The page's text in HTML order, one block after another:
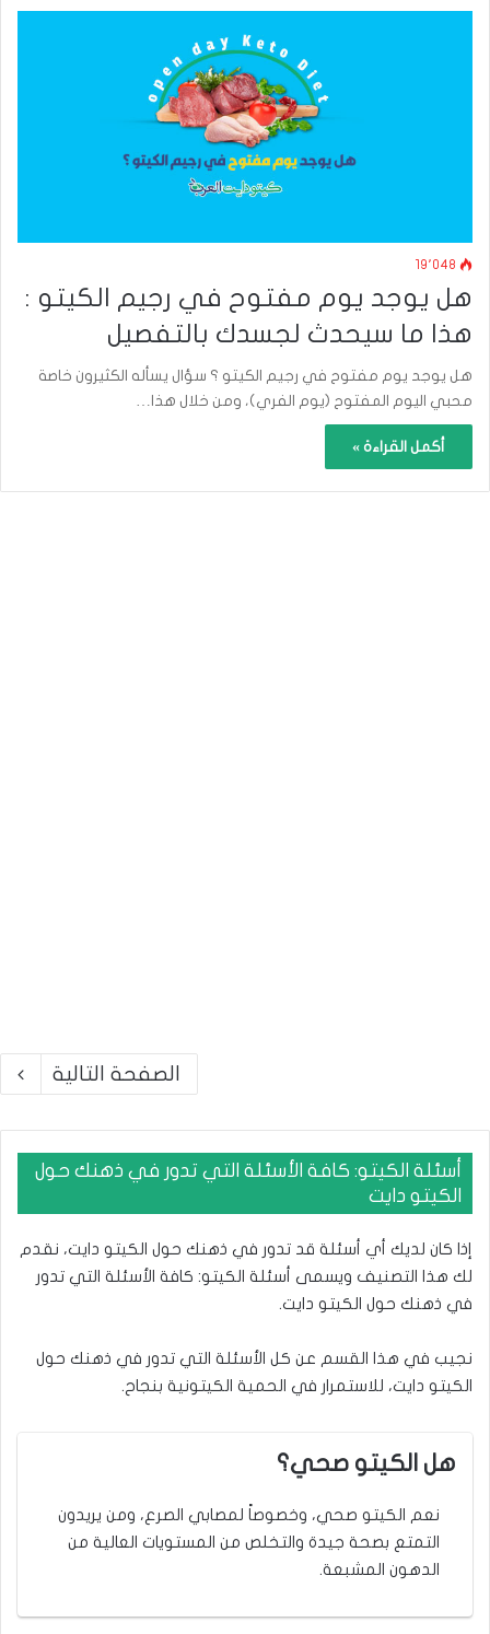
19٬048
هل يوجد يوم مفتوح في رجيم الكيتو :
هذا ما سيحدث لجسدك بالتفصيل
هل يوجد يوم مفتوح في رجيم الكيتو ؟ سؤال يسأله الكثيرون خاصة
محبي اليوم المفتوح (يوم الفري)، ومن خلال هذا…
أكمل القراءة »
الصفحة التالية
أسئلة الكيتو: كافة الأسئلة التي تدور في ذهنك حول
الكيتو دايت
إذا كان لديك أي أسئلة قد تدور في ذهنك حول الكيتو دايت، نقدم
لك هذا التصنيف ويسمى أسئلة الكيتو: كافة الأسئلة التي تدور
في ذهنك حول الكيتو دايت.
نجيب في هذا القسم عن كل الأسئلة التي تدور في ذهنك حول
الكيتو دايت، للاستمرار في الحمية الكيتونية بنجاح.
هل الكيتو صحي؟
نعم الكيتو صحي، وخصوصاً لمصابي الصرع، ومن يريدون
التمتع بصحة جيدة والتخلص من المستويات العالية من
الدهون المشبعة.